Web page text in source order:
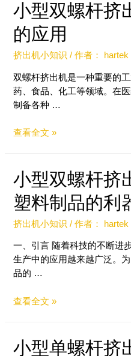
小型双螺杆挤
的应用
挤出机小知识 / 作者： hartek
双螺杆挤出机是一种重要的
药、食品、化工等领域。在
制备各种 …
查看全文 »
小型双螺杆挤
塑料制品的利
挤出机小知识 / 作者： hartek
一、引言 随着科技的不断进
生产中的应用越来越广泛。
品的 …
查看全文 »
小型单螺杆挤